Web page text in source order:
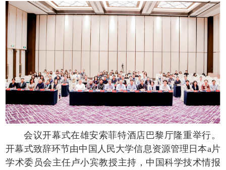
会议开幕式在雄安索菲特酒店巴黎厅隆重举行。
开幕式致辞环节由中国人民大学信息资源管理日本a片
学术委员会主任卢小宾教授主持，中国科学技术情报